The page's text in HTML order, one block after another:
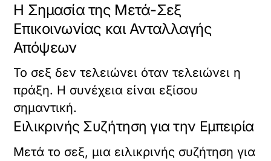
Η Σημασία της Μετά-Σεξ
Επικοινωνίας και Ανταλλαγής
Απόψεων
Το σεξ δεν τελειώνει όταν τελειώνει η
πράξη. Η συνέχεια είναι εξίσου
σημαντική.
Ειλικρινής Συζήτηση για την Εμπειρία
Μετά το σεξ, μια ειλικρινής συζήτηση για